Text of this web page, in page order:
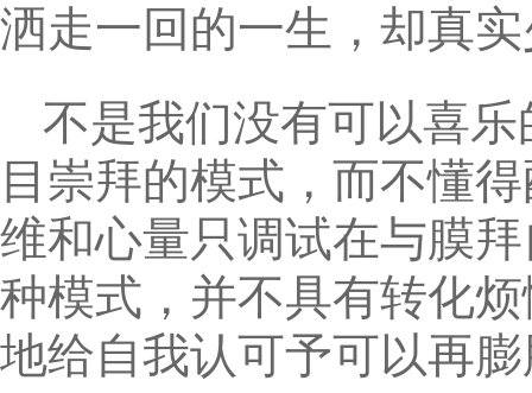
洒走一回的一生，却真
不是我们没有可以喜
目崇拜的模式，而不懂
维和心量只调试在与膜
种模式，并不具有转化
地给自我认可予可以再